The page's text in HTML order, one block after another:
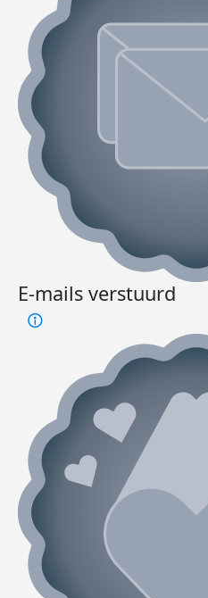
E-mails verstuurd